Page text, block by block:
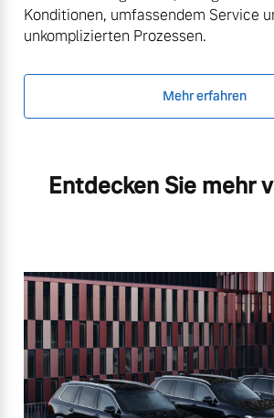
Konditionen, umfassendem Service
unkomplizierten Prozessen.
Mehr erfahren
Entdecken Sie mehr